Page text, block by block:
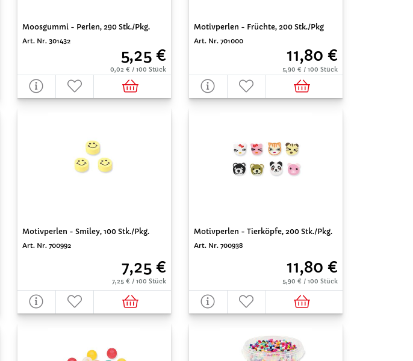
Moosgummi - Perlen, 290 Stk./Pkg.
Art. Nr. 301432
5,25 €
0,02 € / 100 Stück
Motivperlen - Früchte, 200 Stk./Pkg
Art. Nr. 701000
11,80 €
5,90 € / 100 Stück
Motivperlen - Smiley, 100 Stk./Pkg.
Art. Nr. 700992
7,25 €
7,25 € / 100 Stück
Motivperlen - Tierköpfe, 200 Stk./Pkg.
Art. Nr. 700938
11,80 €
5,90 € / 100 Stück